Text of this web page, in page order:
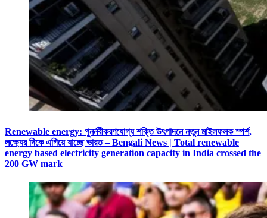
Renewable energy: পুনর্নবীকরণযোগ্য শক্তি উৎপাদনে নতুন মাইলফলক স্পর্শ,
লক্ষ্যের দিকে এগিয়ে যাচ্ছে ভারত – Bengali News | Total renewable
energy based electricity generation capacity in India crossed the
200 GW mark